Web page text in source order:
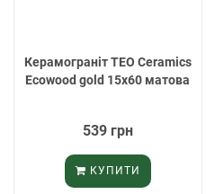
Керамограніт TEO Ceramics
Ecowood gold 15х60 матова
539 грн
КУПИТИ